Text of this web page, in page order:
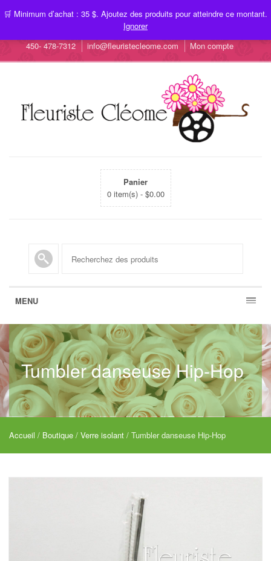
450- 478-7312 info@fleuristecleome.com Mon compte
Panier
0 item(s) - $0.00
MENU
Tumbler danseuse Hip-Hop
Accueil / Boutique / Verre isolant / Tumbler danseuse Hip-Hop
🛒 Minimum d’achat : 35 $. Ajoutez des produits pour atteindre ce montant.
Ignorer